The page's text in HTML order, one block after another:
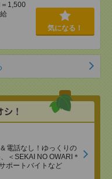
1,500
気になる！
電話なし！ゆっくりの
＜SEKAI NO OWARI＊
ポートバイトなど